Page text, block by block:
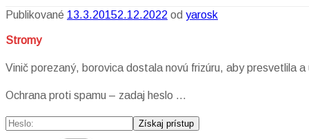
Publikované 13.3.20152.12.2022 od yarosk
Stromy
Vinič porezaný, borovica dostala novú frizúru, aby presvetlila
Ochrana proti spamu – zadaj heslo …